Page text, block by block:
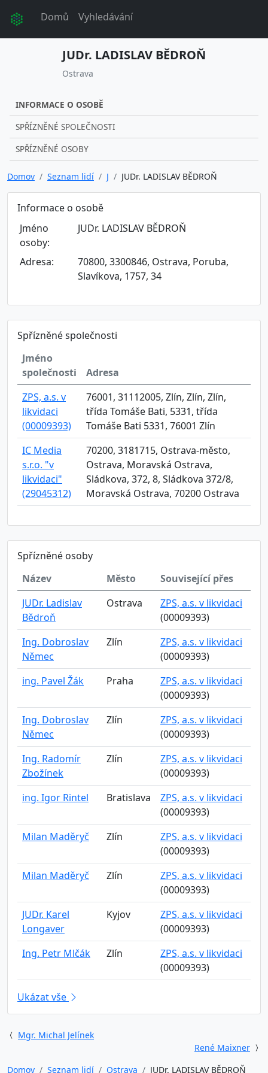
Domů Vyhledávání
JUDr. LADISLAV BĚDROŇ
Ostrava
INFORMACE O OSOBĚ
SPŘÍZNĚNÉ SPOLEČNOSTI
SPŘÍZNĚNÉ OSOBY
Domov Seznam lidí J JUDr. LADISLAV BĚDROŇ
Informace o osobě
Jméno
osoby:
JUDr. LADISLAV BĚDROŇ
Adresa:
70800, 3300846, Ostrava, Poruba,
Slavíkova, 1757, 34
Spřízněné společnosti
Jméno
společnosti
Adresa
ZPS, a.s. v
likvidaci
(00009393)
76001, 31112005, Zlín, Zlín, Zlín,
třída Tomáše Bati, 5331, třída
Tomáše Bati 5331, 76001 Zlín
IC Media
s.r.o. "v
likvidaci"
(29045312)
70200, 3181715, Ostrava-město,
Ostrava, Moravská Ostrava,
Sládkova, 372, 8, Sládkova 372/8,
Moravská Ostrava, 70200 Ostrava
Spřízněné osoby
Název
Město
Související přes
JUDr. Ladislav
Bědroň
Ostrava
ZPS, a.s. v likvidaci
(00009393)
Ing. Dobroslav
Němec
Zlín
ZPS, a.s. v likvidaci
(00009393)
ing. Pavel Žák
Praha
ZPS, a.s. v likvidaci
(00009393)
Ing. Dobroslav
Němec
Zlín
ZPS, a.s. v likvidaci
(00009393)
Ing. Radomír
Zbožínek
Zlín
ZPS, a.s. v likvidaci
(00009393)
ing. Igor Rintel
Bratislava
ZPS, a.s. v likvidaci
(00009393)
Milan Maděryč
Zlín
ZPS, a.s. v likvidaci
(00009393)
Milan Maděryč
Zlín
ZPS, a.s. v likvidaci
(00009393)
JUDr. Karel
Longaver
Kyjov
ZPS, a.s. v likvidaci
(00009393)
Ing. Petr Mlčák
Zlín
ZPS, a.s. v likvidaci
(00009393)
Ukázat vše
Mgr. Michal Jelínek
René Maixner
Domov
Seznam lidí Ostrava JUDr. LADISLAV BĚDROŇ